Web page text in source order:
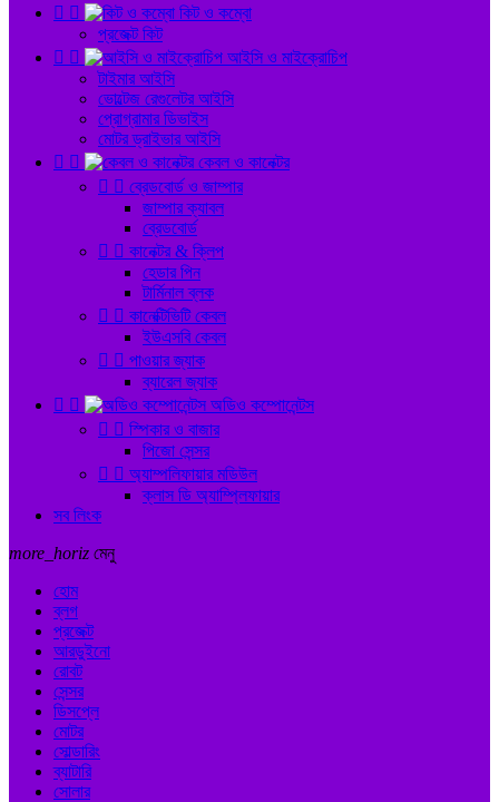
 
কিট ও কম্বো
প্রজেক্ট কিট
 
আইসি ও মাইক্রোচিপ
টাইমার আইসি
ভোল্টেজ রেগুলেটর আইসি
প্রোগ্রামার ডিভাইস
মোটর ড্রাইভার আইসি
 
কেবল ও কানেক্টর
  ব্রেডবোর্ড ও জাম্পার
জাম্পার ক্যাবল
ব্রেডবোর্ড
  কানেক্টর & ক্লিপ
হেডার পিন
টার্মিনাল ব্লক
  কানেক্টিভিটি কেবল
ইউএসবি কেবল
  পাওয়ার জ্যাক
ব্যারেল জ্যাক
 
অডিও কম্পোনেন্টস
  স্পিকার ও বাজার
পিজো সেন্সর
  অ্যাম্পলিফায়ার মডিউল
ক্লাস ডি অ্যাম্প্লিফায়ার
সব লিংক
more_horiz মেনু
হোম
ব্লগ
প্রজেক্ট
আরডুইনো
রোবট
সেন্সর
ডিসপ্লে
মোটর
সোল্ডারিং
ব্যাটারি
সোলার